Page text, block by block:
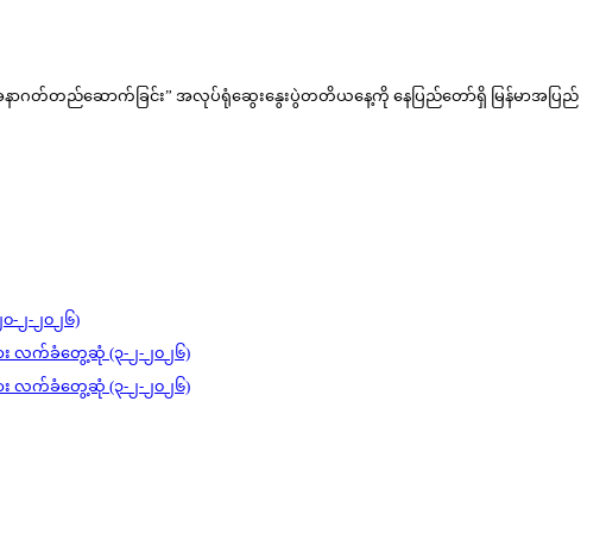
ာဂတ်တည်ဆောက်ခြင်း” အလုပ်ရုံဆွေးနွေးပွဲတတိယနေ့ကို နေပြည်တော်ရှိ မြန်မာအပြည်
-၂-၂၀၂၆)
း လက်ခံတွေ့ဆုံ (၃-၂-၂၀၂၆)
း လက်ခံတွေ့ဆုံ (၃-၂-၂၀၂၆)